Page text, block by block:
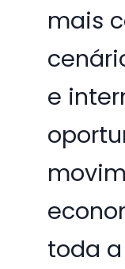
mais
e
toda